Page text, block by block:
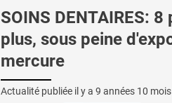
SOINS DENTAIRES:
plus, sous peine
mercure
Actualité publiée il y a 9 années 10 mois